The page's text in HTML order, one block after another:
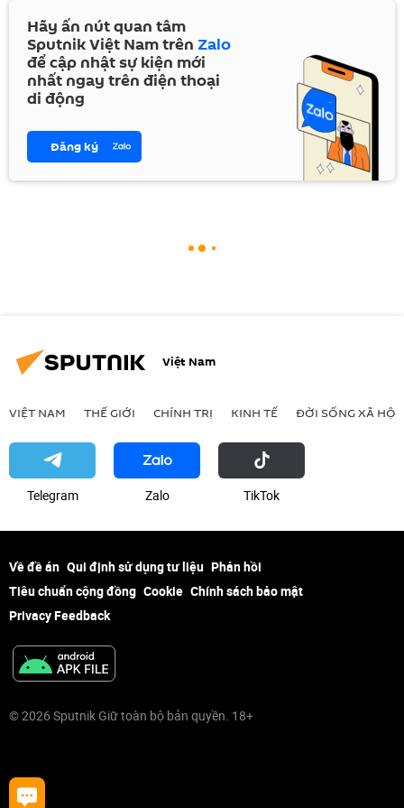
Hãy ấn nút quan tâm
Sputnik Việt Nam trên Zalo
để cập nhật sự kiện mới
nhất ngay trên điện thoại
di động
Đăng ký
Việt Nam
VIỆT NAM THẾ GIỚI CHÍNH TRỊ KINH TẾ ĐỜI SỐNG XÃ HỘI
Telegram Zalo ТikТоk
Về đề án Qui định sử dụng tư liệu Phản hồi
Tiêu chuẩn cộng đồng Cookie Chính sách bảo mật
Privacy Feedback
© 2026 Sputnik Giữ toàn bộ bản quyền. 18+